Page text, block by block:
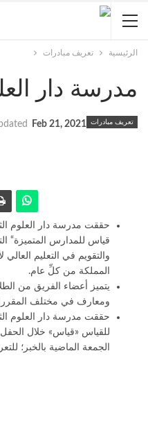
الرئيسية تعريف مبادرات
مدرسة دار
تعريف مبادرات Feb 21, 2021
حققت مدرسة دار العلوم
قياس للمدارس المتميزة“
المملكة من كلِّ عام.
يتميز أعضاء الفريق من
ومعارف في مختلف
حققت مدرسة دار العلوم
للقياس «قياس» خلال الحفل
الجمعة الماضية بالخبر؛